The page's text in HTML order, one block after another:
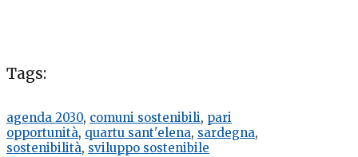
Tags:
agenda 2030, comuni sostenibili, pari
opportunità, quartu sant'elena, sardegna,
sostenibilità, sviluppo sostenibile